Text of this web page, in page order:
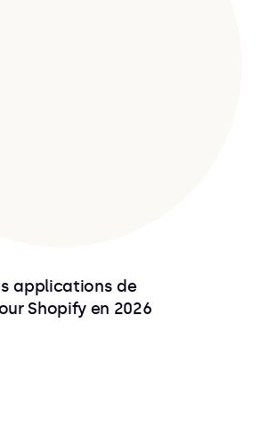
applications de
Shopify en 2026